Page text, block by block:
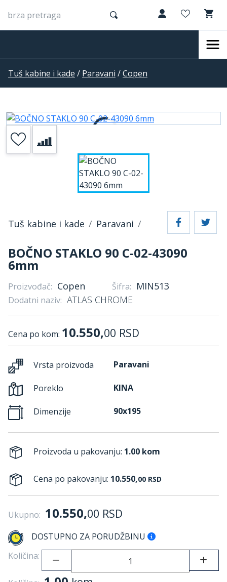
Tuš kabine i kade / Paravani /Copen
Tuš kabine i kade Paravani
BOČNO STAKLO 90 C-02-43090
6mm
Proizvođač: Copen Šifra: MIN513
Dodatni naziv: ATLAS CHROME
Cena po kom: 10.550,00 RSD
Vrsta proizvoda Paravani
Poreklo KINA
Dimenzije 90x195
Proizvoda u pakovanju: 1.00 kom
Cena po pakovanju: 10.550,00 RSD
Ukupno: 10.550,00 RSD
DOSTUPNO ZA PORUDŽBINU
Količina: